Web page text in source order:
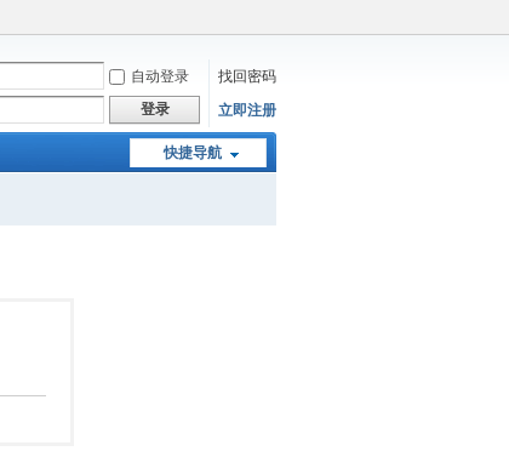
自动登录
找回密码
登录 立即注册
快捷导航